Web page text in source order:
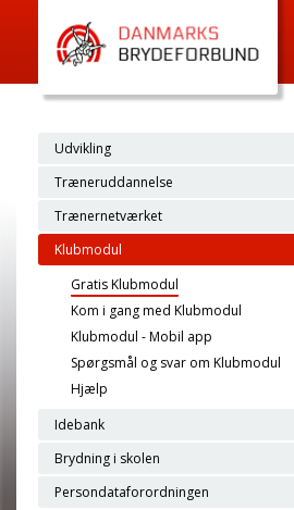
Udvikling
Træneruddannelse
Trænernetværket
Klubmodul
Gratis Klubmodul
Kom i gang med Klubmodul
Klubmodul - Mobil app
Spørgsmål og svar om Klubmodul
Hjælp
Idebank
Brydning i skolen
Persondataforordningen